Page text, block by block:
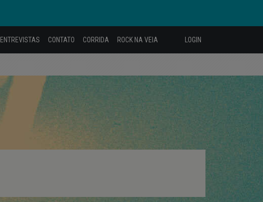
ENTREVISTAS CONTATO CORRIDA ROCK NA VEIA LOGIN